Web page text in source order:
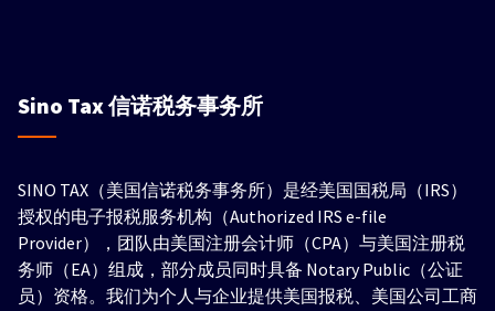
Sino Tax信诺税务事务所
SINO TAX（美国信诺税务事务所）是经美国国税局（IRS）
授权的电子报税服务机构（Authorized IRS e-file
Provider），团队由美国注册会计师（CPA）与美国注册税
务师（EA）组成，部分成员同时具备 Notary Public（公证
员）资格。我们为个人与企业提供美国报税、美国公司工商